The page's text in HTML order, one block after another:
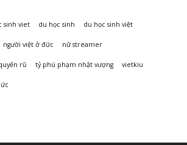
sinh viet du học sinh du học sinh việt
người việt ở đức nữ streamer
rũ tỷ phú phạm nhật vượng vietkiu